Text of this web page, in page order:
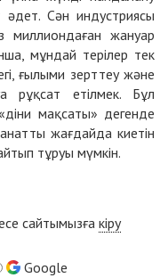
әдет. Сән индустриясы
жануар
мұндай терілер тек
ғылыми зерттеу және
рұқсат етілмек. Бұл
мақсаты» дегенде
жағдайда киетін
тұруы мүмкін.
сайтымызға кіру
Google